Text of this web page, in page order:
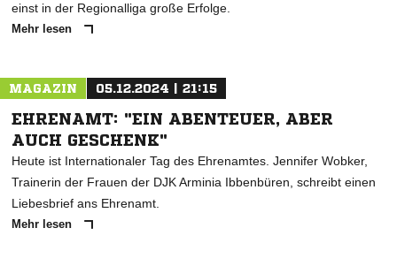
einst in der Regionalliga große Erfolge.
Mehr lesen
MAGAZIN 05.12.2024 | 21:15
EHRENAMT: "EIN ABENTEUER, ABER
AUCH GESCHENK"
Heute ist Internationaler Tag des Ehrenamtes. Jennifer Wobker,
Trainerin der Frauen der DJK Arminia Ibbenbüren, schreibt einen
Liebesbrief ans Ehrenamt.
Mehr lesen